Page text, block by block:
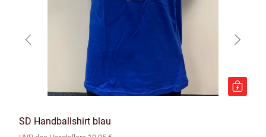
SD Handballshirt blau